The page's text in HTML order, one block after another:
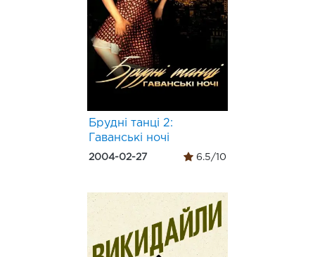
Брудні танці 2:
Гаванські ночі
2004-02-27 6.5/10